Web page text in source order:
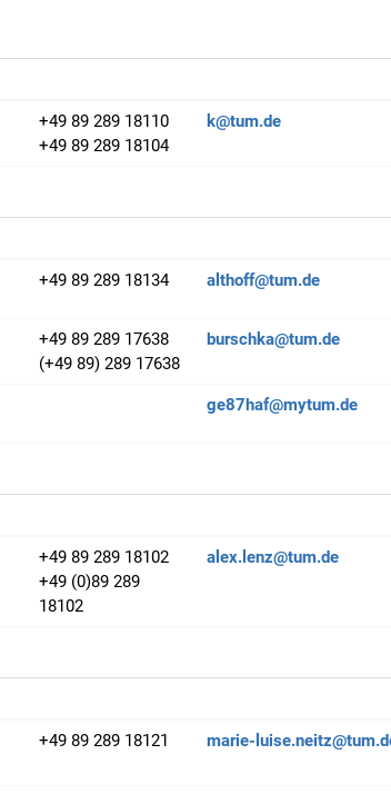
+49 89 289 18110
+49 89 289 18104
k@tum.de
+49 89 289 18134 althoff@tum.de
+49 89 289 17638
(+49 89) 289 17638
burschka@tum.de
ge87haf@mytum.de
+49 89 289 18102
+49 (0)89 289
18102
alex.lenz@tum.de
+49 89 289 18121 marie-